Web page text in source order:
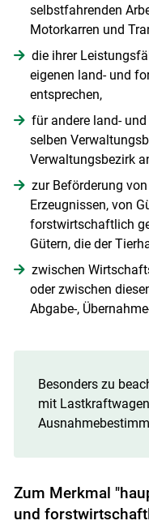
Skip
selbstfahrenden
Motorkarren und
die ihrer
eigenen land- und
entsprechen,
für andere land-
selben
Verwaltungsbezirk
zur Beförderung
Erzeugnissen, von
forstwirtschaftlich
Gütern, die der
zwischen
oder zwischen
Abgabe-,
Besonders zu
mit
Zum Merkmal
und